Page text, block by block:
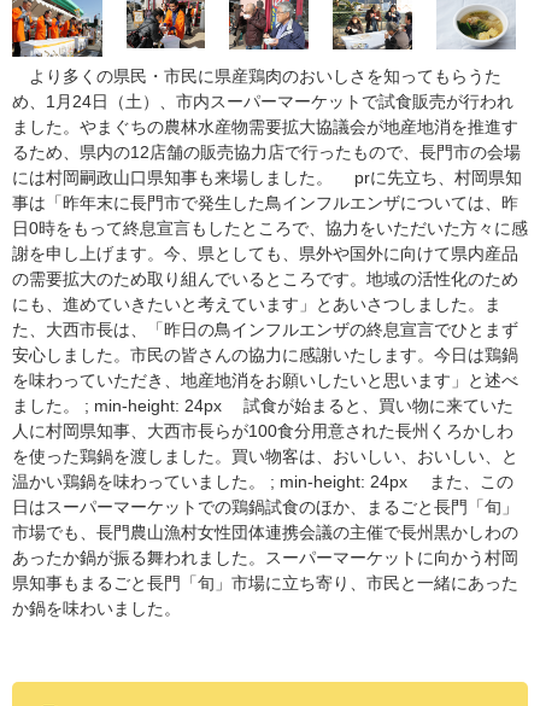
より多くの県民・市民に県産鶏肉のおいしさを知ってもらうた
め、1月24日（土）、市内スーパーマーケットで試食販売が行われ
ました。やまぐちの農林水産物需要拡大協議会が地産地消を推進す
るため、県内の12店舗の販売協力店で行ったもので、長門市の会場
には村岡嗣政山口県知事も来場しました。 prに先立ち、村岡県知
事は「昨年末に長門市で発生した鳥インフルエンザについては、昨
日0時をもって終息宣言もしたところで、協力をいただいた方々に感
謝を申し上げます。今、県としても、県外や国外に向けて県内産品
の需要拡大のため取り組んでいるところです。地域の活性化のため
にも、進めていきたいと考えています」とあいさつしました。ま
た、大西市長は、「昨日の鳥インフルエンザの終息宣言でひとまず
安心しました。市民の皆さんの協力に感謝いたします。今日は鶏鍋
を味わっていただき、地産地消をお願いしたいと思います」と述べ
ました。 ; min-height: 24px 試食が始まると、買い物に来ていた
人に村岡県知事、大西市長らが100食分用意された長州くろかしわ
を使った鶏鍋を渡しました。買い物客は、おいしい、おいしい、と
温かい鶏鍋を味わっていました。 ; min-height: 24px また、この
日はスーパーマーケットでの鶏鍋試食のほか、まるごと長門「旬」
市場でも、長門農山漁村女性団体連携会議の主催で長州黒かしわの
あったか鍋が振る舞われました。スーパーマーケットに向かう村岡
県知事もまるごと長門「旬」市場に立ち寄り、市民と一緒にあった
か鍋を味わいました。